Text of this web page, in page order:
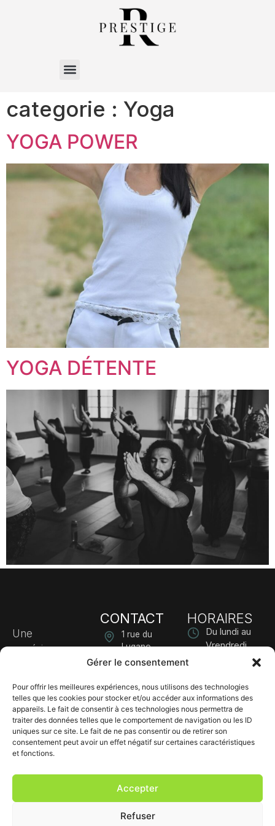
Gérer le consentement
Pour offrir les meilleures expériences, nous utilisons des technologies
telles que les cookies pour stocker et/ou accéder aux informations des
appareils. Le fait de consentir à ces technologies nous permettra de
traiter des données telles que le comportement de navigation ou les ID
uniques sur ce site. Le fait de ne pas consentir ou de retirer son
consentement peut avoir un effet négatif sur certaines caractéristiques
et fonctions.
Accepter
Refuser
categorie : Yoga
YOGA POWER
YOGA DÉTENTE
Une
expérience
chaque plat
raconte une
histoire.
CONTACT
1 rue du
Lugano
68180
WIHR
03 89 30 86
30
contact@digilix.fr
HORAIRES
Du lundi au
Vrendredi
09:00 - 12:00
18:00